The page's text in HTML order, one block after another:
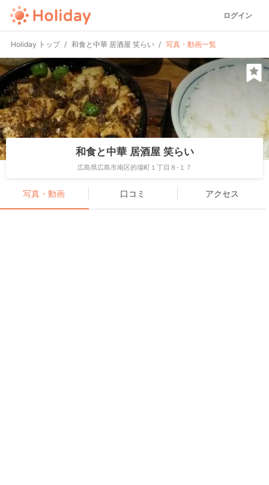
ログイン
Holiday トップ 和食と中華 居酒屋 笑らい 写真・動画一覧
和食と中華 居酒屋 笑らい
広島県広島市南区的場町１丁目８-１７
写真・動画 口コミ アクセス